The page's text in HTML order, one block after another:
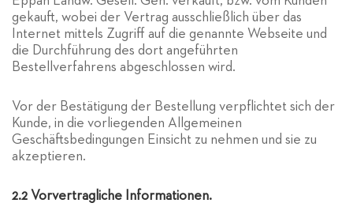
gekauft, wobei der Vertrag ausschließlich über das
Internet mittels Zugriff auf die genannte Webseite und
die Durchführung des dort angeführten
Bestellverfahrens abgeschlossen wird.
Vor der Bestätigung der Bestellung verpflichtet sich der
Kunde, in die vorliegenden Allgemeinen
Geschäftsbedingungen Einsicht zu nehmen und sie zu
akzeptieren.
2.2 Vorvertragliche Informationen.